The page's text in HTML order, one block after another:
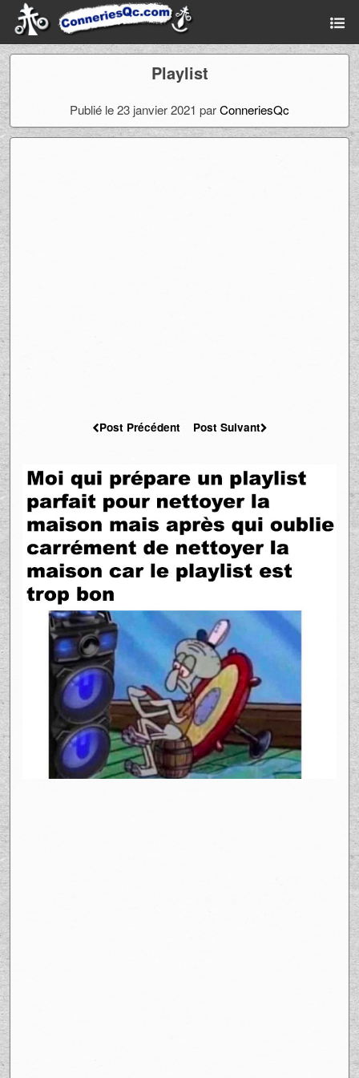
Playlist
Publié le 23 janvier 2021 parConneriesQc
Post Précédent Post Suivant